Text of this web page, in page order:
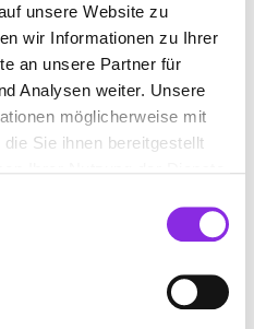
unsere Website zu
wir Informationen zu Ihrer
an unsere Partner für
Analysen weiter. Unsere
möglicherweise mit
Sie ihnen bereitgestellt
– mit Drinks, Snacks und
der Abend!